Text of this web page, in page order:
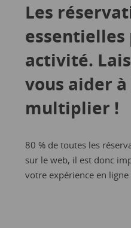
Les
activité.
vous aider à
multiplier !
80 % de toutes les
sur le web, il est donc
votre expérience en ligne